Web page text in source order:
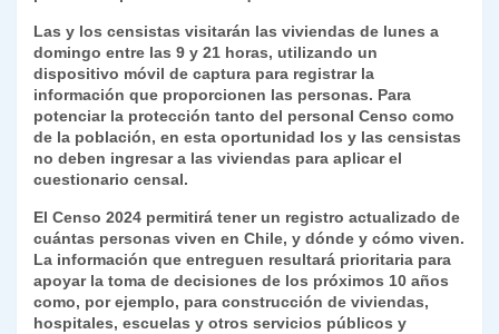
Las y los censistas visitarán las viviendas de lunes a
domingo entre las 9 y 21 horas, utilizando un
dispositivo móvil de captura para registrar la
información que proporcionen las personas. Para
potenciar la protección tanto del personal Censo como
de la población, en esta oportunidad los y las censistas
no deben ingresar a las viviendas para aplicar el
cuestionario censal.
El Censo 2024 permitirá tener un registro actualizado de
cuántas personas viven en Chile, y dónde y cómo viven.
La información que entreguen resultará prioritaria para
apoyar la toma de decisiones de los próximos 10 años
como, por ejemplo, para construcción de viviendas,
hospitales, escuelas y otros servicios públicos y